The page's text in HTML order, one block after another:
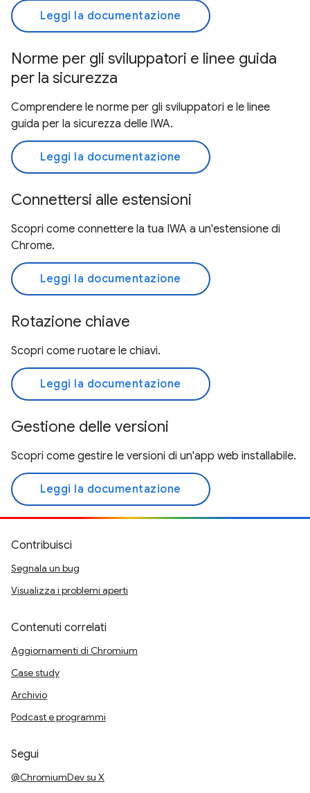
Leggi la documentazione
Norme per gli sviluppatori e linee guida
per la sicurezza
Comprendere le norme per gli sviluppatori e le linee
guida per la sicurezza delle IWA.
Leggi la documentazione
Connettersi alle estensioni
Scopri come connettere la tua IWA a un'estensione di
Chrome.
Leggi la documentazione
Rotazione chiave
Scopri come ruotare le chiavi.
Leggi la documentazione
Gestione delle versioni
Scopri come gestire le versioni di un'app web installabile.
Leggi la documentazione
Contribuisci
Segnala un bug
Visualizza i problemi aperti
Contenuti correlati
Aggiornamenti di Chromium
Case study
Archivio
Podcast e programmi
Segui
@ChromiumDev su X